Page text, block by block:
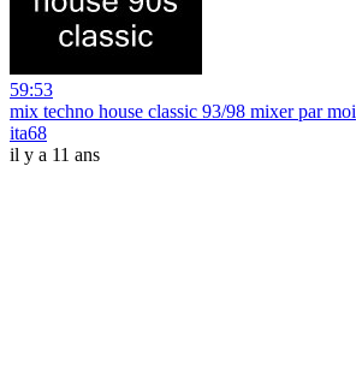
59:53
mix techno house classic 93/98 mixer par moi
ita68
il y a 11 ans